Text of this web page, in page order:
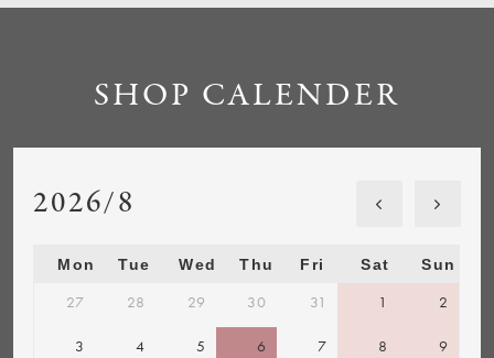
SHOP CALENDER
2026/8
Mon Tue Wed Thu Fri Sat Sun
27 28 29 30 31 1 2
3 4 5 6 7 8 9